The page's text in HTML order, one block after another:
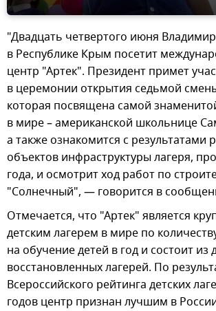
"Двадцать четвертого июня
в Республике Крым посетит
центр "Артек". Президент примет
в церемонии открытия седьмой
которая посвящена самой
в мире – американской школьнице
а также ознакомится с результатами
объектов инфраструктуры лагеря,
года, и осмотрит ход работ по
"Солнечный", — говорится в
Отмечается, что "Артек" является
детским лагерем в мире по
на обучение детей в год и состоит из
восстановленных лагерей. По
Всероссийского рейтинга детских
годов центр признан лучшим в